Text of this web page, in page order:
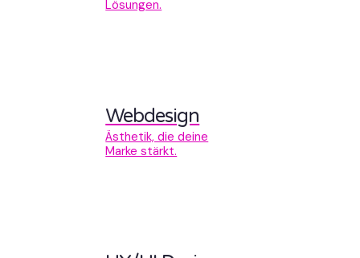
Lösungen.
Webdesign
Ästhetik, die deine
Marke stärkt.